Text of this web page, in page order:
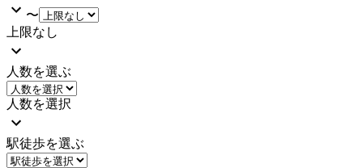
〜
上限なし
人数を選ぶ
人数を選択
駅徒歩を選ぶ